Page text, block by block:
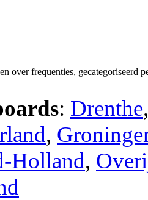
over frequenties, gecategoriseerd
: Drenthe
,
Holland,